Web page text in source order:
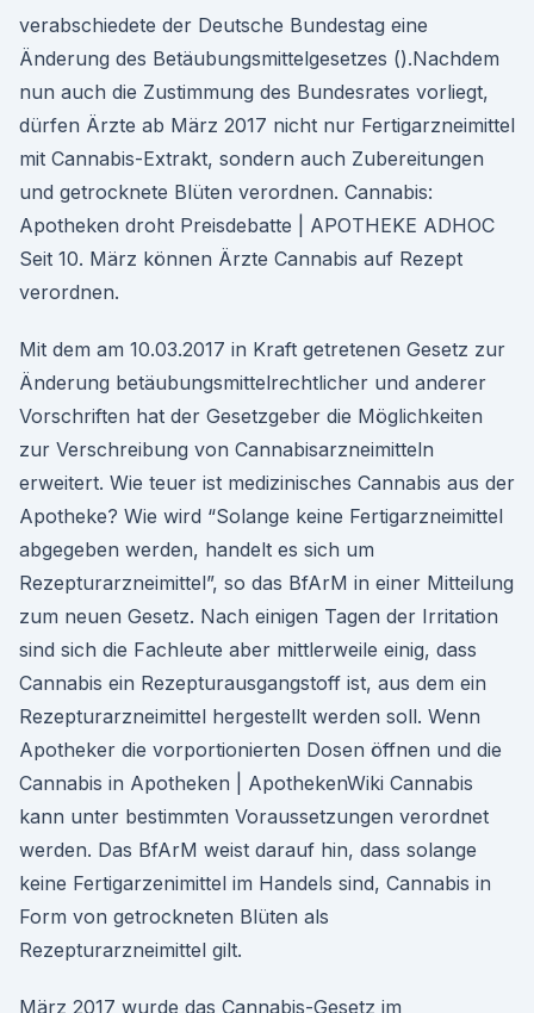
verabschiedete der Deutsche Bundestag eine
Änderung des Betäubungsmittelgesetzes ().Nachdem
nun auch die Zustimmung des Bundesrates vorliegt,
dürfen Ärzte ab März 2017 nicht nur Fertigarzneimittel
mit Cannabis-Extrakt, sondern auch Zubereitungen
und getrocknete Blüten verordnen. Cannabis:
Apotheken droht Preisdebatte | APOTHEKE ADHOC
Seit 10. März können Ärzte Cannabis auf Rezept
verordnen.
Mit dem am 10.03.2017 in Kraft getretenen Gesetz zur
Änderung betäubungsmittelrechtlicher und anderer
Vorschriften hat der Gesetzgeber die Möglichkeiten
zur Verschreibung von Cannabisarzneimitteln
erweitert. Wie teuer ist medizinisches Cannabis aus der
Apotheke? Wie wird “Solange keine Fertigarzneimittel
abgegeben werden, handelt es sich um
Rezepturarzneimittel”, so das BfArM in einer Mitteilung
zum neuen Gesetz. Nach einigen Tagen der Irritation
sind sich die Fachleute aber mittlerweile einig, dass
Cannabis ein Rezepturausgangstoff ist, aus dem ein
Rezepturarzneimittel hergestellt werden soll. Wenn
Apotheker die vorportionierten Dosen öffnen und die
Cannabis in Apotheken | ApothekenWiki Cannabis
kann unter bestimmten Voraussetzungen verordnet
werden. Das BfArM weist darauf hin, dass solange
keine Fertigarzenimittel im Handels sind, Cannabis in
Form von getrockneten Blüten als
Rezepturarzneimittel gilt.
März 2017 wurde das Cannabis-Gesetz im